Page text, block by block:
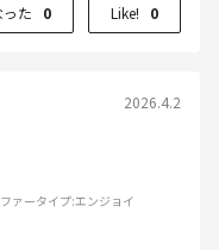
た 0 Like! 0
2026.4.2
ァータイプ:エンジョイ